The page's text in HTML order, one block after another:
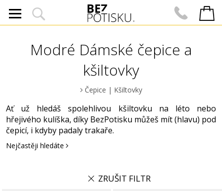
Modré Dámské čepice a
kšiltovky
Čepice | Kšiltovky
Ať už hledáš spolehlivou kšiltovku na léto nebo
hřejivého kulíška, díky BezPotisku můžeš mít (hlavu) pod
čepicí, i kdyby padaly trakaře.
Nejčastěji hledáte
ZRUŠIT FILTR